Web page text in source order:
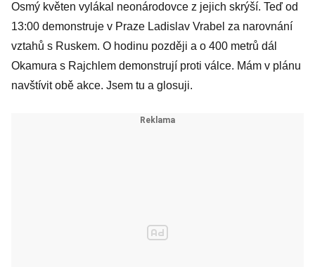
Osmý květen vylákal neonárodovce z jejich skrýší. Teď od
13:00 demonstruje v Praze Ladislav Vrabel za narovnání
vztahů s Ruskem. O hodinu později a o 400 metrů dál
Okamura s Rajchlem demonstrují proti válce. Mám v plánu
navštívit obě akce. Jsem tu a glosuji.